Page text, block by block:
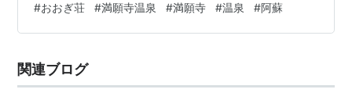
の入口（上段） 小国町の中心地からかなり離れた山あい
の小さなお宿で、たどり着くまでの道のりが結構たいへ
およそ2kmほど進まなければならず、相当な緊張感が味
わえます。 途中なんとか離合（りごう:クルマ同士がすれ
#おおぎ荘 #満願寺温泉 #満願寺 #温泉 #阿蘇
関連ブログ